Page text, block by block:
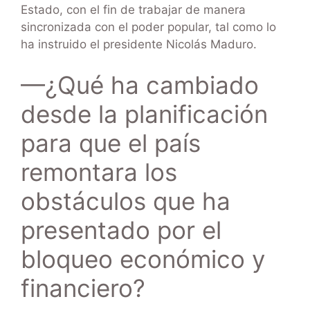
Estado, con el fin de trabajar de manera
sincronizada con el poder popular, tal como lo
ha instruido el presidente Nicolás Maduro.
—¿Qué ha cambiado
desde la planificación
para que el país
remontara los
obstáculos que ha
presentado por el
bloqueo económico y
financiero?